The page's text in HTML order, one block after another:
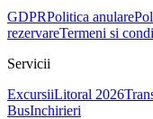
GDPRPolitica anulare
rezervareTermeni si
Servicii
ExcursiiLitoral 2026
BusInchirieri